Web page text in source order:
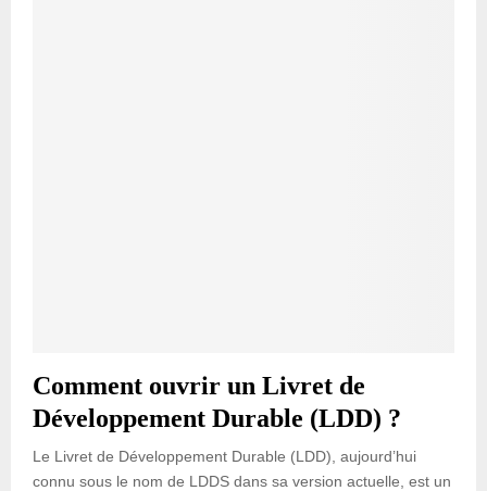
Comment ouvrir un Livret de
Développement Durable (LDD) ?
Le Livret de Développement Durable (LDD), aujourd’hui
connu sous le nom de LDDS dans sa version actuelle, est un